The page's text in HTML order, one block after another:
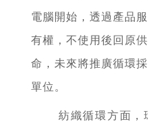
電腦開始，透過產品
有權，不使用後回原
命，未來將推廣循環
單位。
紡織循環方面，